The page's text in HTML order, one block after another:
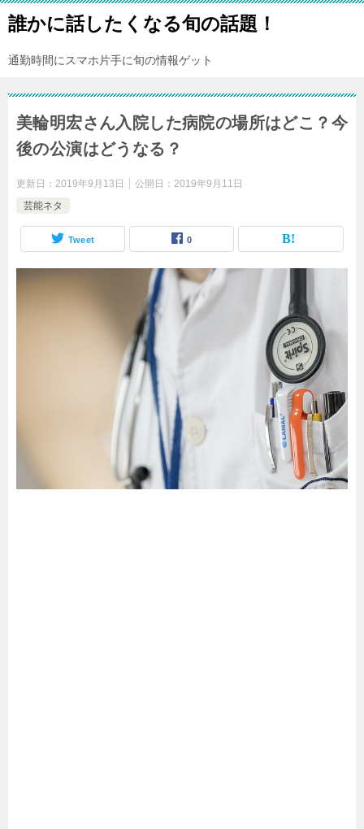
誰かに話したくなる旬の話題！
通勤時間にスマホ片手に旬の情報ゲット
美輪明宏さん入院した病院の場所はどこ？今
後の公演はどうなる？
更新日： 2019年9月13日 公開日： 2019年9月11日
芸能ネタ
Tweet 0